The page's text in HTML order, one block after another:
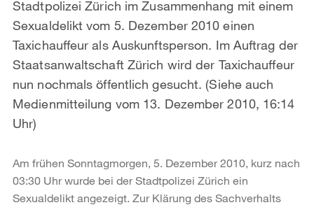
Stadtpolizei Zürich im Zusammenhang mit einem
Sexualdelikt vom 5. Dezember 2010 einen
Taxichauffeur als Auskunftsperson. Im Auftrag der
Staatsanwaltschaft Zürich wird der Taxichauffeur
nun nochmals öffentlich gesucht. (Siehe auch
Medienmitteilung vom 13. Dezember 2010, 16:14
Uhr)
Am frühen Sonntagmorgen, 5. Dezember 2010, kurz nach
03:30 Uhr wurde bei der Stadtpolizei Zürich ein
Sexualdelikt angezeigt. Zur Klärung des Sachverhalts